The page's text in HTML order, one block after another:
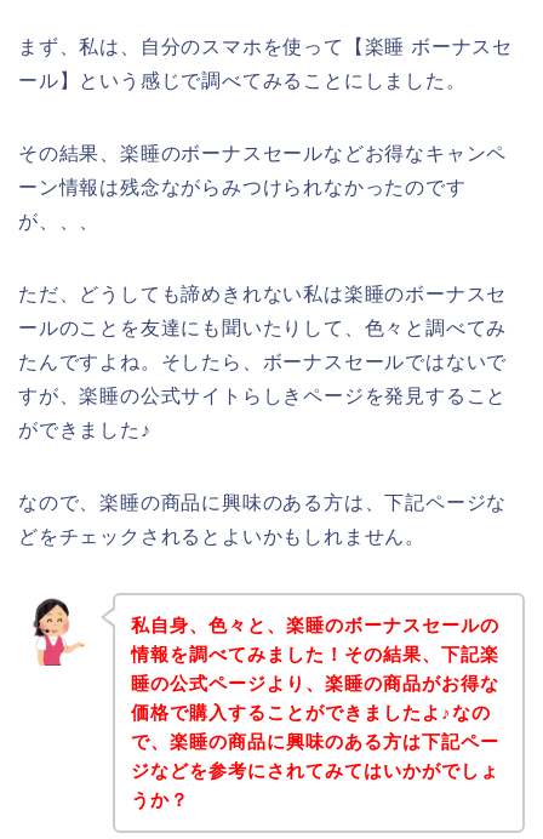
まず、私は、自分のスマホを使って【楽睡 ボーナスセ
ール】という感じで調べてみることにしました。
その結果、楽睡のボーナスセールなどお得なキャンペ
ーン情報は残念ながらみつけられなかったのです
が、、、
ただ、どうしても諦めきれない私は楽睡のボーナスセ
ールのことを友達にも聞いたりして、色々と調べてみ
たんですよね。そしたら、ボーナスセールではないで
すが、楽睡の公式サイトらしきページを発見すること
ができました♪
なので、楽睡の商品に興味のある方は、下記ページな
どをチェックされるとよいかもしれません。
私自身、色々と、楽睡のボーナスセールの
情報を調べてみました！その結果、下記楽
睡の公式ページより、楽睡の商品がお得な
価格で購入することができましたよ♪なの
で、楽睡の商品に興味のある方は下記ペー
ジなどを参考にされてみてはいかがでしょ
うか？